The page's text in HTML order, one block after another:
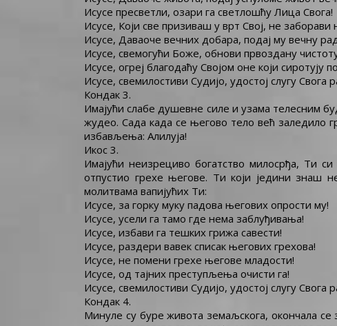
Исусе пресветли, озари га светлошћу Лица Свога!
Исусе, Који све призиваш у врт Свој, не заборави
Исусе, Даваоче вечних добара, подај му вечну
Исусе, свемогући Боже, обнови првоздану
Исусе, огреј благодаћу Својом оне који сиротују
Исусе, свемилостиви Судијо, удостој слугу Свога
Кондак 3.
Имајући слабе душевне силе и узама телесним
жудео. Сада када се његово тело већ заледило
избављења: Алилуја!
Икос 3.
Имајући неизрециво богатство милосрђа, Ти
отпустио грехе његове. Ти који једини знаш
молитвама вапијућих Ти:
Исусе, за горку муку падова његових опрости му!
Исусе, усели га тамо где нема заблуђивања!
Исусе, избави га тешких грижа савести!
Исусе, раздери вавек списак његових грехова!
Исусе, не помени грехе његове младости!
Исусе, од тајних преступљења очисти га!
Исусе, свемилостиви Судијо, удостој слугу Свога
Кондак 4.
Минуле су буре живота земаљскога, окончала